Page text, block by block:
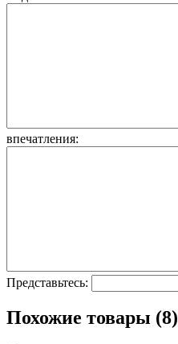
впечатления:
Представьтесь:
Похожие товары (8)